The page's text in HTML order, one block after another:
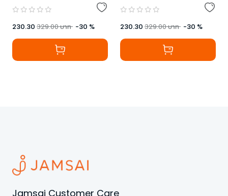
230.30 329.00บาท -30 % 230.30 329.00บาท -30 %
Jamsai Customer Care